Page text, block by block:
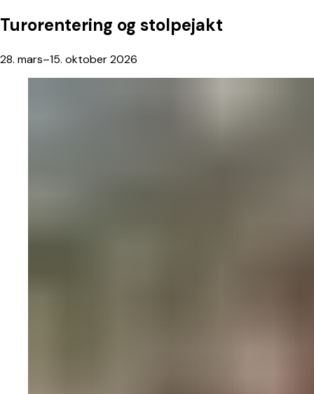
Turorentering og stolpejakt
28. mars–15. oktober 2026